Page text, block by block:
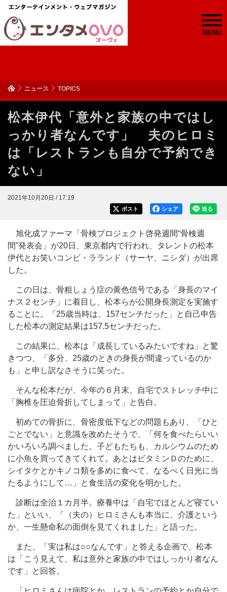
MENU
ニュース TOPICS
松本伊代「意外と家族の中ではし
っかり者なんです」 夫のヒロミ
は「レストランも自分で予約でき
ない」
2021年10月20日 / 17:19
送る
シェア
ポスト
旭化成ファーマ「骨検プロジェクト啓発週間“骨検週
間”発表会」が20日、東京都内で行われ、タレントの松本
伊代とお笑いコンビ・ラランド（サーヤ、ニシダ）が出席
した。
この日は、骨粗しょう症の黄色信号である「身長のマイ
ナス２センチ」に着目し、松本らが公開身長測定を実施す
ることに。「25歳当時は、157センチだった」と自己申告
した松本の測定結果は157.5センチだった。
この結果に、松本は「成長しているみたいですね」と驚
きつつ、「多分、25歳のときの身長が間違っているのか
も」と申し訳なさそうに笑った。
そんな松本だが、今年の６月末、自宅でストレッチ中に
「胸椎を圧迫骨折してしまって」と告白。
初めての骨折に、骨密度低下などの問題もあり、「ひと
ごとでない」と意識を改めたそうで、「何を食べたらいい
かいろいろ調べました。子どもたちも、カルシウムのため
に小魚を買ってきてくれて。あとはビタミンＤのために、
シイタケとかキノコ類を多めに食べて、なるべく日光に当
たるようにして…」と食生活の変化を明かした。
診断は全治１カ月半。療養中は「自宅でほとんど寝てい
た」といい、「（夫の）ヒロミさんも本当に、介護という
か、一生懸命私の面倒を見てくれました」と語った。
また、「実は私は○○なんです」と答える企画で、松本
は「こう見えて、私は意外と家族の中ではしっかり者なん
です」と回答。